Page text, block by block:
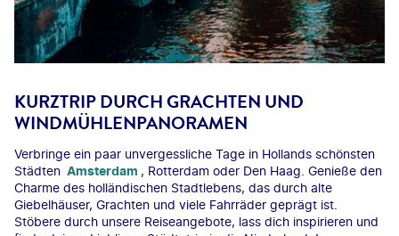
KURZTRIP DURCH GRACHTEN UND
WINDMÜHLENPANORAMEN
Verbringe ein paar unvergessliche Tage in Hollands schönsten
Städten Amsterdam , Rotterdam oder Den Haag. Genieße den
Charme des holländischen Stadtlebens, das durch alte
Giebelhäuser, Grachten und viele Fahrräder geprägt ist.
Stöbere durch unsere Reiseangebote, lass dich inspirieren und